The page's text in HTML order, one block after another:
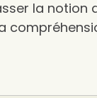
la notion